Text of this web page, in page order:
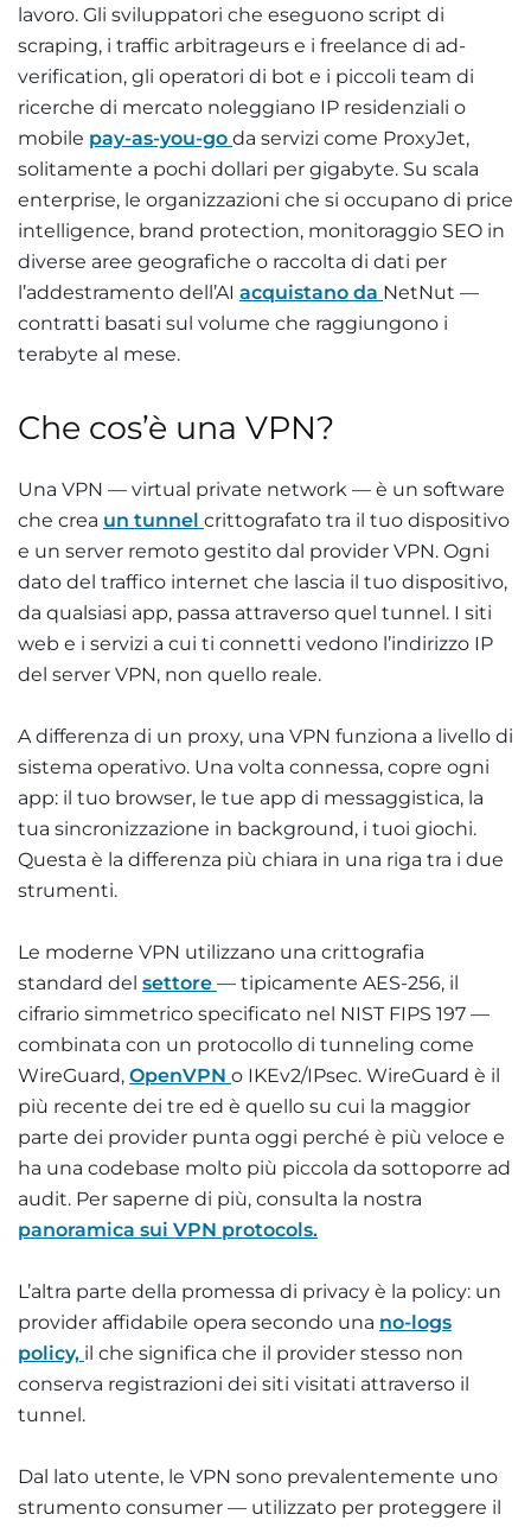
lavoro. Gli sviluppatori che eseguono script di
scraping, i traffic arbitrageurs e i freelance di ad-
verification, gli operatori di bot e i piccoli team di
ricerche di mercato noleggiano IP residenziali o
mobile pay-as-you-go da servizi come ProxyJet,
solitamente a pochi dollari per gigabyte. Su scala
enterprise, le organizzazioni che si occupano di price
intelligence, brand protection, monitoraggio SEO in
diverse aree geografiche o raccolta di dati per
l’addestramento dell’AI acquistano da NetNut —
contratti basati sul volume che raggiungono i
terabyte al mese.
Che cos’è una VPN?
Una VPN — virtual private network — è un software
che crea un tunnel crittografato tra il tuo dispositivo
e un server remoto gestito dal provider VPN. Ogni
dato del traffico internet che lascia il tuo dispositivo,
da qualsiasi app, passa attraverso quel tunnel. I siti
web e i servizi a cui ti connetti vedono l’indirizzo IP
del server VPN, non quello reale.
A differenza di un proxy, una VPN funziona a livello di
sistema operativo. Una volta connessa, copre ogni
app: il tuo browser, le tue app di messaggistica, la
tua sincronizzazione in background, i tuoi giochi.
Questa è la differenza più chiara in una riga tra i due
strumenti.
Le moderne VPN utilizzano una crittografia
standard del settore — tipicamente AES-256, il
cifrario simmetrico specificato nel NIST FIPS 197 —
combinata con un protocollo di tunneling come
WireGuard, OpenVPN o IKEv2/IPsec. WireGuard è il
più recente dei tre ed è quello su cui la maggior
parte dei provider punta oggi perché è più veloce e
ha una codebase molto più piccola da sottoporre ad
audit. Per saperne di più, consulta la nostra
panoramica sui VPN protocols.
L’altra parte della promessa di privacy è la policy: un
provider affidabile opera secondo una no-logs
policy, il che significa che il provider stesso non
conserva registrazioni dei siti visitati attraverso il
tunnel.
Dal lato utente, le VPN sono prevalentemente uno
strumento consumer — utilizzato per proteggere il